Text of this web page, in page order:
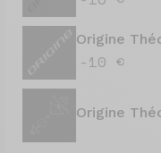
Origine
-10 €
Origine